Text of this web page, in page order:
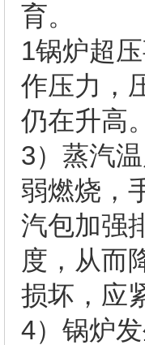
育。
1锅炉超
作压力，
仍在升高
3）蒸汽
弱燃烧，
汽包加强
度，从而
损坏，应
4）锅炉